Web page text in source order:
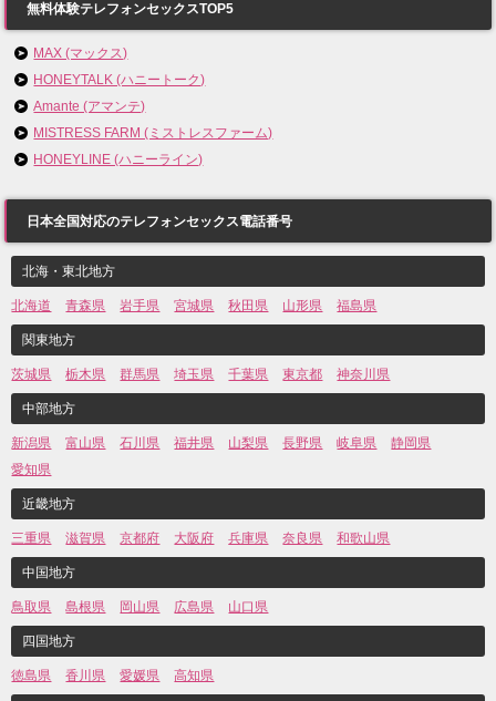
無料体験テレフォンセックスTOP5
MAX (マックス)
HONEYTALK (ハニートーク)
Amante (アマンテ)
MISTRESS FARM (ミストレスファーム)
HONEYLINE (ハニーライン)
日本全国対応のテレフォンセックス電話番号
北海・東北地方
北海道 青森県 岩手県 宮城県 秋田県 山形県 福島県
関東地方
茨城県 栃木県 群馬県 埼玉県 千葉県 東京都 神奈川県
中部地方
新潟県 富山県 石川県 福井県 山梨県 長野県 岐阜県
静岡県
愛知県
近畿地方
三重県 滋賀県 京都府 大阪府 兵庫県 奈良県 和歌山県
中国地方
鳥取県 島根県 岡山県 広島県 山口県
四国地方
徳島県 香川県 愛媛県 高知県